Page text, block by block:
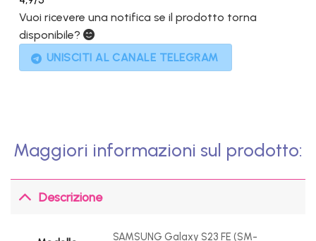
Vuoi ricevere una notifica se il prodotto torna
disponibile?
UNISCITI AL CANALE TELEGRAM
Maggiori informazioni sul prodotto:
Descrizione
SAMSUNG Galaxy S23 FE (SM-